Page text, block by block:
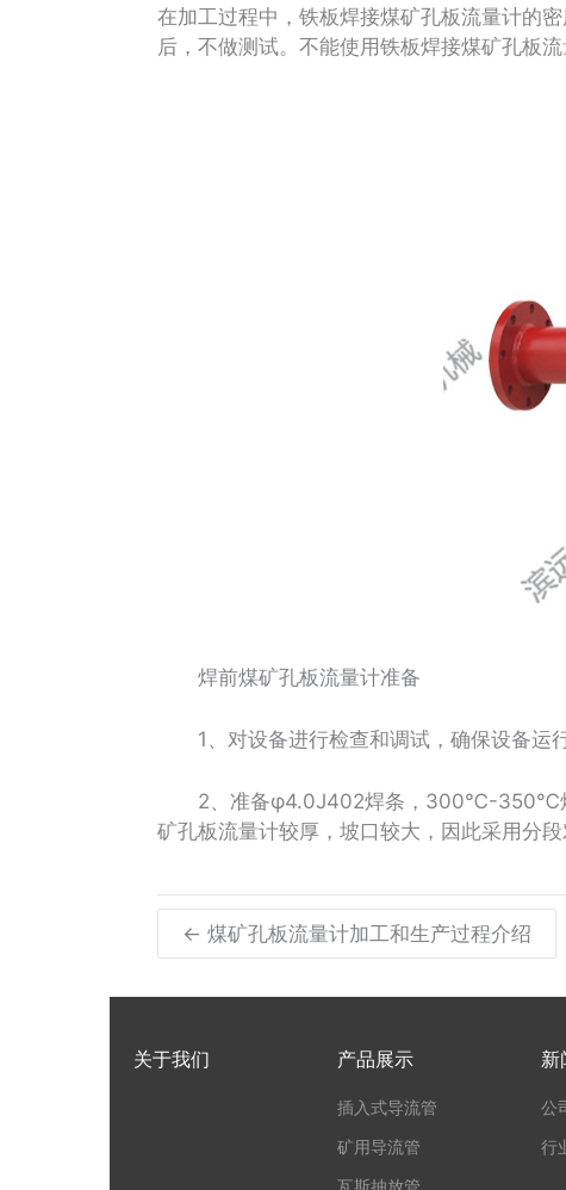
在加工过程中，铁板焊接煤矿孔板流量计的
后，不做测试。不能使用铁板焊接煤矿孔板流
焊前煤矿孔板流量计准备
1、对设备进行检查和调试，确保设备运行
2、准备φ4.0J402焊条，300℃-350℃烘干
矿孔板流量计较厚，坡口较大，因此采用分段
← 煤矿孔板流量计加工和生产过程介绍
关于我们 产品展示
插入式导流管
矿用导流管
新
公
行